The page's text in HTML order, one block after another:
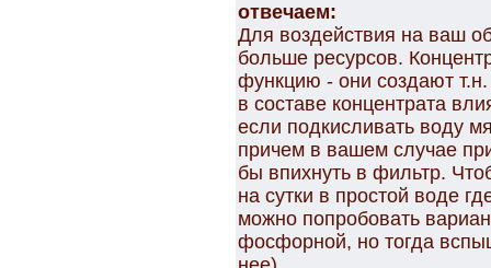
отвечаем:
Для воздействия на ваш
больше ресурсов.
функцию - они создают
в составе концентрата
если подкисливать воду
причем в вашем случае
бы впихнуть в фильтр.
на сутки в простой воде
можно попробовать
фосфорной, но тогда